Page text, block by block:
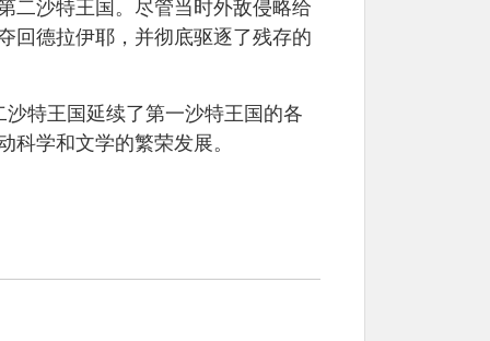
二沙特王国。尽管当时外敌侵略给
回德拉伊耶，并彻底驱逐了残存的
沙特王国延续了第一沙特王国的各
学和文学的繁荣发展。